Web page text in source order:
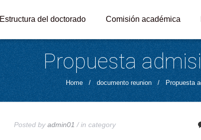
Estructura del doctorado Comisión académica
Propuesta
Home / documento reunion / Propuesta
Posted byadmin01 / incategory